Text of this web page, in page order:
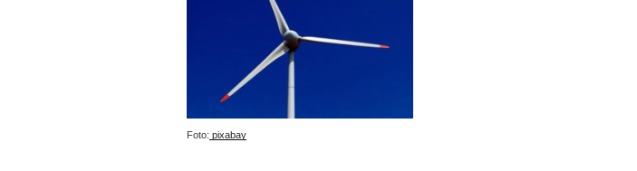
Foto: pixabay